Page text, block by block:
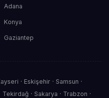
Adana
Konya
Gaziantep
· Eskişehir· Samsun ·
Tekirdağ · Sakarya · Trabzon ·